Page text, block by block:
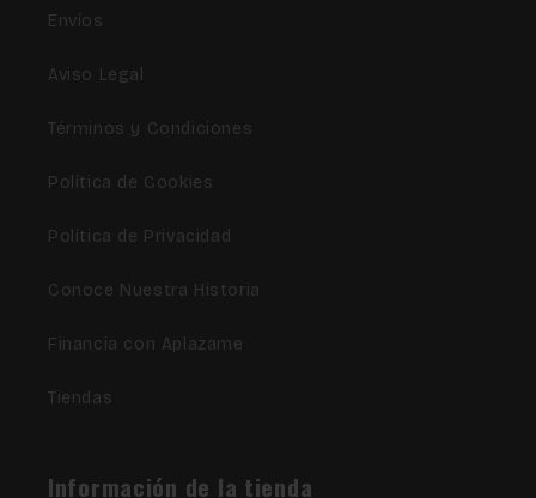
Envíos
Aviso Legal
Términos y Condiciones
Política de Cookies
Política de Privacidad
Conoce Nuestra Historia
Financia con Aplazame
Tiendas
Información de la tienda